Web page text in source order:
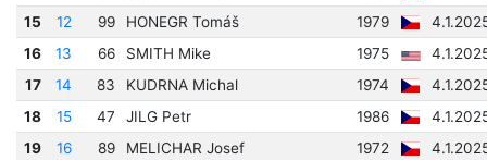
15
12 99 HONEGR Tomáš 1979
16
13 66 SMITH Mike 1975
17
14 83 KUDRNA Michal 1974
18
15 47 JILG Petr 1986
19
16 89 MELICHAR Josef 1972